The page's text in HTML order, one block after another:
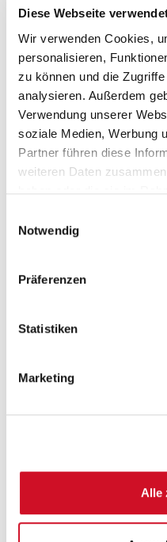
Diese Webseite
Wir verwenden Cookies,
personalisieren,
zu können und die
analysieren. Außerdem
Verwendung unserer
soziale Medien, Werbung
Partner führen diese
weiteren Daten
Notwendig
Präferenzen
Statistiken
Marketing
Alle
gekämmte
Baumwolle, 15%
Polyester, French
Terry (innen nicht
angeraut)
Pflegehinweis:
Wäsche mit 30°,
nicht
reinigen
Sonstige Details:
2-lagige Kapuze mit
Weitenregulierung,
Ärmeln und Bund,
Qualität mit